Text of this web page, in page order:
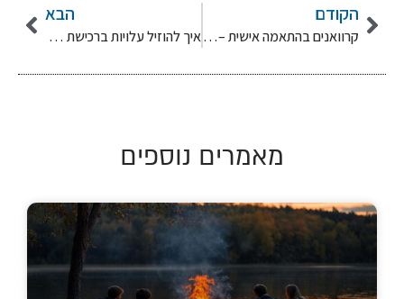
הקודם
קרוואנים בהתאמה אישית – תכנון ובנייה לפי הצרכים שלכם
הבא
איך להוזיל עלויות ברכישת קרוואן יד 2 בלי להתפשר על איכות?
מאמרים נוספים